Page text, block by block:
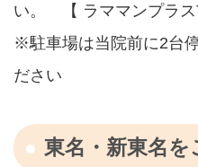
い。 【 ラママンプラス
※駐車場は当院前に2台
ださい
東名・新東名を